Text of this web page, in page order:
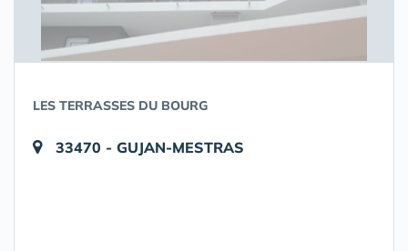
LES TERRASSES DU BOURG
33470 - GUJAN-MESTRAS